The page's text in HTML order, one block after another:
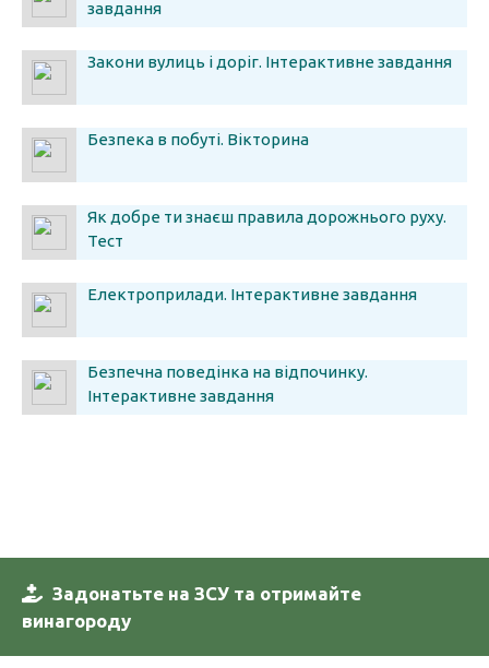
завдання
Закони вулиць і доріг. Інтерактивне завдання
Безпека в побуті. Вікторина
Як добре ти знаєш правила дорожнього руху.
Тест
Електроприлади. Інтерактивне завдання
Безпечна поведінка на відпочинку.
Інтерактивне завдання
Задонатьте на ЗСУ та отримайте
винагороду